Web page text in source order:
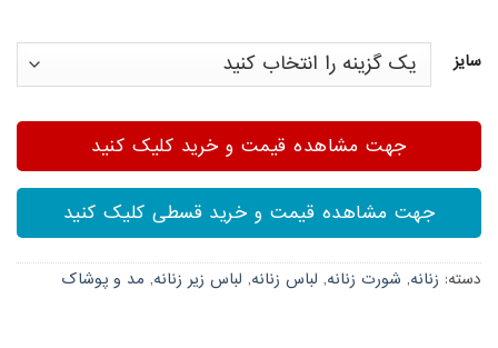
سایز
جهت مشاهده قیمت و خرید کلیک کنید
جهت مشاهده قیمت و خرید قسطی کلیک کنید
دسته: زنانه, شورت زنانه, لباس زنانه, لباس زیر زنانه, مد و پوشاک